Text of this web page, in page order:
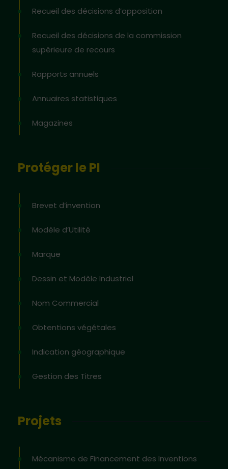
Recueil des décisions d’opposition
Recueil des décisions de la commission
supérieure de recours
Rapports annuels
Annuaires statistiques
Magazines
Protéger le PI
Brevet d’invention
Modèle d’Utilité
Marque
Dessin et Modèle Industriel
Nom Commercial
Obtentions végétales
Indication géographique
Gestion des Titres
Projets
Mécanisme de Financement des Inventions